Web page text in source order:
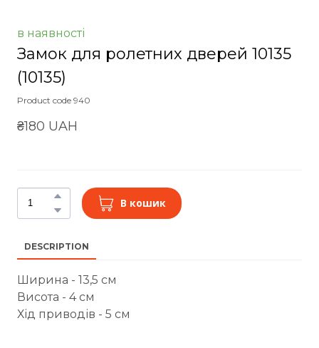
в наявності
Замок для ролетних дверей 10135
(10135)
Product code 940
₴180 UAH
В кошик
DESCRIPTION
Ширина - 13,5 см
Висота - 4 см
Хід приводів - 5 см